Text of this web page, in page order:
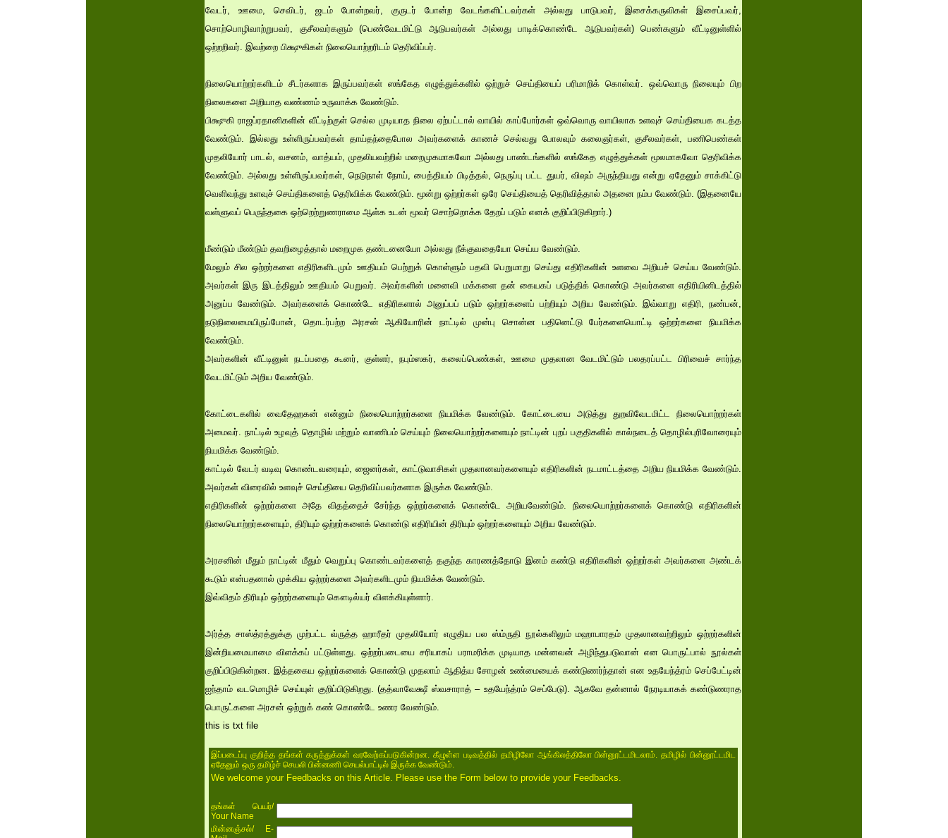
வேடர், ஊமை, செவிடர், ஜடம் போன்றவர், குருடர் போன்ற வேடங்களிட்டவர்கள் அல்லது பாடுபவர், இசைக்கருவிகள் இசைப்பவர்,
சொற்பொழிவாற்றுபவர், குசீலவர்களும் (பெண்வேடமிட்டு ஆடுபவர்கள் அல்லது பாடிக்கொண்டே ஆடுபவர்கள்) பெண்களும் வீட்டினுள்ளில்
ஒற்றறிவர். இவற்றை பிக்ஷுகிகள் நிலையொற்றரிடம் தெரிவிப்பர்.
நிலையொற்றர்களிடம் சீடர்களாக இருப்பவர்கள் ஸங்கேத எழுத்துக்களில் ஒற்றுச் செய்தியைப் பரிமாறிக் கொள்வர். ஒவ்வொரு நிலையும் பிற
நிலைகளை அறியாத வண்ணம் உருவாக்க வேண்டும்.
பிக்ஷுகி ராஜப்ரதானிகளின் வீட்டிற்குள் செல்ல முடியாத நிலை ஏற்பட்டால் வாயில் காப்போர்கள் ஒவ்வொரு வாயிலாக உளவுச் செய்தியைக கடத்த
வேண்டும். இல்லது உள்ளிருப்பவர்கள் தாய்தந்தைபோல அவர்களைக் காணச் செல்வது போலவும் கலைஞர்கள், குசீலவர்கள், பணிபெண்கள்
முதலியோர் பாடல், வசனம், வாத்யம், முதலியவற்றில் மறைமுகமாகவோ அல்லது பாண்டங்களில் ஸங்கேத எழுத்துக்கள் மூலமாகவோ தெரிவிக்க
வேண்டும். அல்லது உள்ளிருப்பவர்கள், நெடுநாள் நோய், பைத்தியம் பிடித்தல், நெருப்பு பட்ட துயர், விஷம் அருந்தியது என்று ஏதேனும் சாக்கிட்டு
வெளிவந்து உளவுச் செய்திகளைத் தெரிவிக்க வேண்டும். மூன்று ஒற்றர்கள் ஒரே செய்தியைத் தெரிவித்தால் அதனை நம்ப வேண்டும். (இதனையே
வள்ளுவப் பெருந்தகை ஒற்றெற்றுணராமை ஆள்க உடன் மூவர் சொற்றொக்க தேறப் படும் எனக் குறிப்பிடுகிறார்.)
மீண்டும் மீண்டும் தவறிழைத்தால் மறைமுக தண்டனையோ அல்லது நீக்குவதையோ செய்ய வேண்டும்.
மேலும் சில ஒற்றர்களை எதிரிகளிடமும் ஊதியம் பெற்றுக் கொள்ளும் பதவி பெறுமாறு செய்து எதிரிகளின் உளவை அறியச் செய்ய வேண்டும்.
அவர்கள் இரு இடத்திலும் ஊதியம் பெறுவர். அவர்களின் மனைவி மக்களை தன் கையகப் படுத்திக் கொண்டு அவர்களை எதிரியினிடத்தில்
அனுப்ப வேண்டும். அவர்களைக் கொண்டே எதிரிகளால் அனுப்பப் படும் ஒற்றர்களைப் பற்றியும் அறிய வேண்டும். இவ்வாறு எதிரி, நண்பன்,
நடுநிலைமையிருப்போன், தொடர்பற்ற அரசன் ஆகியோரின் நாட்டில் முன்பு சொன்ன பதினெட்டு பேர்களையொட்டி ஒற்றர்களை நியமிக்க
வேண்டும்.
அவர்களின் வீட்டினுள் நடப்பதை கூனர், குள்ளர், நபும்ஸகர், கலைப்பெண்கள், ஊமை முதலான வேடமிட்டும் பலதரப்பட்ட பிரிவைச் சார்ந்த
வேடமிட்டும் அறிய வேண்டும்.
கோட்டைகளில் வைதேஹகன் என்னும் நிலையொற்றர்களை நியமிக்க வேண்டும். கோட்டையை அடுத்து துறவிவேடமிட்ட நிலையொற்றர்கள்
அமைவர். நாட்டில் உழவுத் தொழில் மற்றும் வாணிபம் செய்யும் நிலையொற்றர்களையும் நாட்டின் புறப் பகுதிகளில் கால்நடைத் தொழில்புரிவோரையும்
நியமிக்க வேண்டும்.
காட்டில் வேடர் வடிவு கொண்டவரையும், ஜைனர்கள், காட்டுவாசிகள் முதலானவர்களையும் எதிரிகளின் நடமாட்டத்தை அறிய நியமிக்க வேண்டும்.
அவர்கள் விரைவில் உளவுச் செய்தியை தெரிவிப்பவர்களாக இருக்க வேண்டும்.
எதிரிகளின் ஒற்றர்களை அதே விதத்தைச் சேர்ந்த ஒற்றர்களைக் கொண்டே அறியவேண்டும். நிலையொற்றர்களைக் கொண்டு எதிரிகளின்
நிலையொற்றர்களையும், திரியும் ஒற்றர்களைக் கொண்டு எதிரியின் திரியும் ஒற்றர்களையும் அறிய வேண்டும்.
அரசனின் மீதும் நாட்டின் மீதும் வெறுப்பு கொண்டவர்களைத் தகுந்த காரணத்தோடு இனம் கண்டு எதிரிகளின் ஒற்றர்கள் அவர்களை அண்டக்
கூடும் என்பதனால் முக்கிய ஒற்றர்களை அவர்களிடமும் நியமிக்க வேண்டும்.
இவ்விதம் திரியும் ஒற்றர்களையும் கௌடில்யர் விளக்கியுள்ளார்.
அர்த்த சாஸ்த்ரத்துக்கு முற்பட்ட வ்ருத்த ஹாரீதர் முதலியோர் எழுதிய பல ஸ்ம்ருதி நூல்களிலும் மஹாபாரதம் முதலானவற்றிலும் ஒற்றர்களின்
இன்றியமையாமை விளக்கப் பட்டுள்ளது. ஒற்றர்படையை சரியாகப் பராமரிக்க முடியாத மன்னவன் அழிந்துபடுவான் என பொருட்பால் நூல்கள்
குறிப்பிடுகின்றன. இத்தகைய ஒற்றர்களைக் கொண்டு முதலாம் ஆதித்ய சோழன் உண்மையைக் கண்டுணர்ந்தான் என உதயேந்த்ரம் செப்பேட்டின்
ஐந்தாம் வடமொழிச் செய்யுள் குறிப்பிடுகிறது. (தத்வாவேக்ஷீ ஸ்வசாராத் – உதயேந்த்ரம் செப்பேடு). ஆகவே தன்னால் நேரடியாகக் கண்டுணராத
பொருட்களை அரசன் ஒற்றுக் கண் கொண்டே உணர வேண்டும்.
this is txt file
இப்படைப்பு குறித்த தங்கள் கருத்துக்கள் வரவேற்கப்படுகின்றன. கீழுள்ள படிவத்தில் தமிழிலோ ஆங்கிலத்திலோ பின்னூட்டமிடலாம். தமிழில் பின்னூட்டமிட
ஏதேனும் ஒரு தமிழ்ச் செயலி பின்னணி செயல்பாட்டில் இருக்க வேண்டும்.
We welcome your Feedbacks on this Article. Please use the Form below to provide your Feedbacks.
தங்கள் பெயர்/
Your Name
மின்னஞ்சல்/ E-